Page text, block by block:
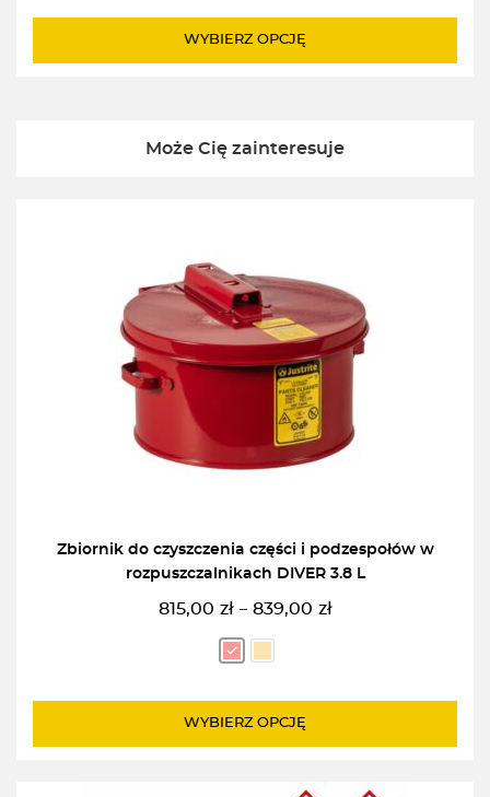
WYBIERZ OPCJĘ
Może Cię zainteresuje
Zbiornik do czyszczenia części i podzespołów w
rozpuszczalnikach DIVER 3.8 L
815,00 zł – 839,00 zł
Zakres
cen:
od
do
WYBIERZ OPCJĘ